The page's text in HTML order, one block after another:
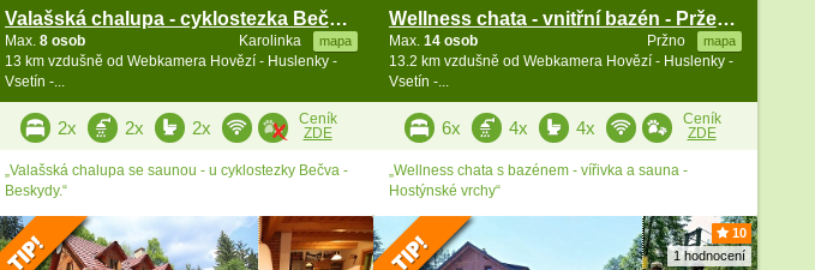
Valašská chalupa - cyklostezka Bečva - Beskydy
Karolinka mapa
Max. 8 osob
13 km vzdušně od Webkamera Hovězí - Huslenky -
Vsetín -...
2x 2x 2x
Ceník
ZDE
„Valašská chalupa se saunou - u cyklostezky Bečva -
Beskydy.“
Wellness chata - vnitřní bazén - Prženské paseky
Pržno mapa
Max. 14 osob
13.2 km vzdušně od Webkamera Hovězí - Huslenky -
Vsetín -...
6x 4x 4x
Ceník
ZDE
„Wellness chata s bazénem - vířivka a sauna -
Hostýnské vrchy“
10
1 hodnocení